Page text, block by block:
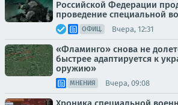
Российской Федерации
проведение специальной
ОФИЦ. Вчера, 12:31
«Фламинго» снова не
быстрее адаптируется к
оружию»
МНЕНИЯ Вчера, 09:08